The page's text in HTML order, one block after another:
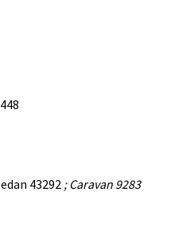
43292; Caravan 9283